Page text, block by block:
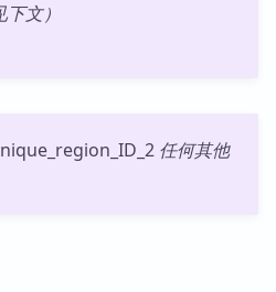
文）
任何其他